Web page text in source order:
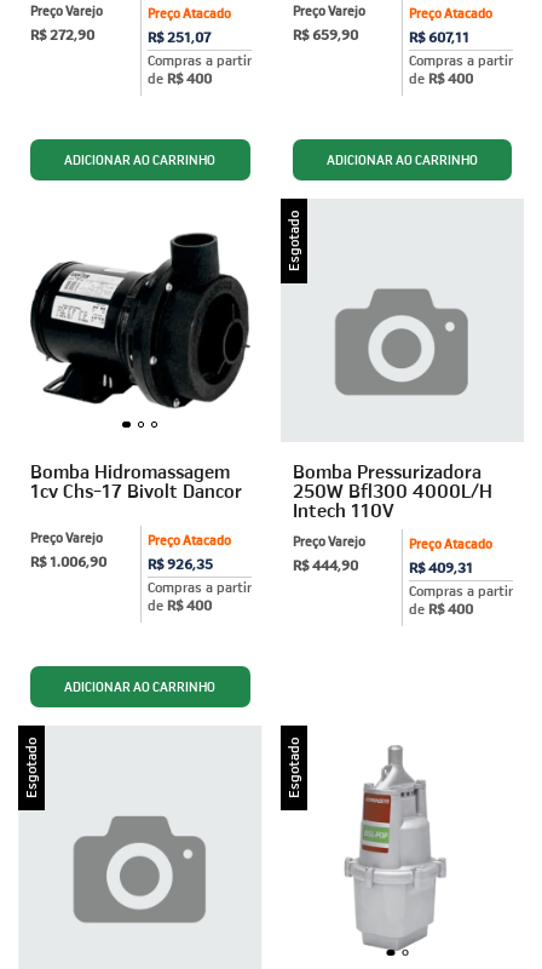
Preço Atacado
R$ 251,07
Compras a partir
de R$ 400
Preço Varejo
R$ 272,90
Preço Atacado
R$ 607,11
Compras a partir
de R$ 400
Preço Varejo
R$ 659,90
Bomba Hidromassagem
1cv Chs-17 Bivolt Dancor
Preço Atacado
R$ 926,35
Compras a partir
de R$ 400
Preço Varejo
R$ 1.006,90
Esgotado
Bomba Pressurizadora
250W Bfl300 4000L/H
Intech 110V
Preço Atacado
R$ 409,31
Compras a partir
de R$ 400
Preço Varejo
R$ 444,90
Esgotado Esgotado